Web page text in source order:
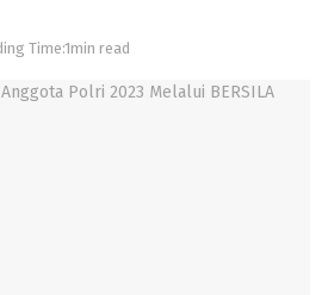
Time:1min read